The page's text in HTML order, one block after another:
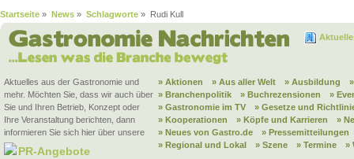
Startseite » News » Schlagworte » Rudi Kull
Aktuelles aus der Gastronomie und
mehr. Möchten Sie, dass wir auch über
Sie und Ihren Betrieb, Konzept oder
Ihre Veranstaltung berichten, dann
informieren Sie sich hier über unsere
PR-Angebote
» Aktionen » Aus aller Welt » Ausbildung
» Branchenpolitik
» Buchrezensionen
»
» Gastronomie im TV
» Gesetze und
» Kooperationen
» Köpfe und Karrieren
»
» Neues von Gastro.de
» Pressemitteilungen
» Regional und Lokal
» Szene » Termine »